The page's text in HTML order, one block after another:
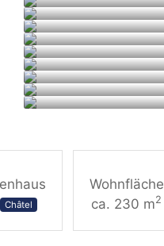
Châtel
Wohnfläche
ca. 230 m2